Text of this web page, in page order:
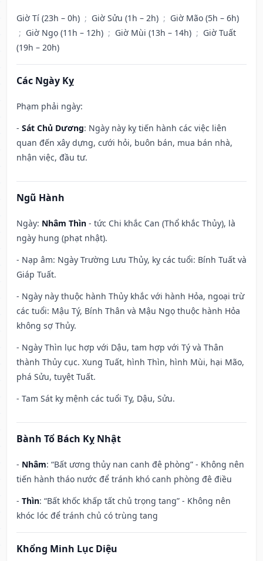
Giờ Tí (23h – 0h) ; Giờ Sửu (1h – 2h) ; Giờ Mão (5h – 6h)
; Giờ Ngọ (11h – 12h) ; Giờ Mùi (13h – 14h) ; Giờ Tuất
(19h – 20h)
Các Ngày Kỵ
Phạm phải ngày:
- Sát Chủ Dương: Ngày này kỵ tiến hành các việc liên
quan đến xây dựng, cưới hỏi, buôn bán, mua bán nhà,
nhận việc, đầu tư.
Ngũ Hành
Ngày: Nhâm Thìn - tức Chi khắc Can (Thổ khắc Thủy), là
ngày hung (phạt nhật).
- Nạp âm: Ngày Trường Lưu Thủy, kỵ các tuổi: Bính Tuất và
Giáp Tuất.
- Ngày này thuộc hành Thủy khắc với hành Hỏa, ngoại trừ
các tuổi: Mậu Tý, Bính Thân và Mậu Ngọ thuộc hành Hỏa
không sợ Thủy.
- Ngày Thìn lục hợp với Dậu, tam hợp với Tý và Thân
thành Thủy cục. Xung Tuất, hình Thìn, hình Mùi, hại Mão,
phá Sửu, tuyệt Tuất.
- Tam Sát kỵ mệnh các tuổi Tỵ, Dậu, Sửu.
Bành Tổ Bách Kỵ Nhật
- Nhâm: “Bất ương thủy nan canh đê phòng” - Không nên
tiến hành tháo nước để tránh khó canh phòng đê điều
- Thìn: “Bất khốc khấp tất chủ trọng tang” - Không nên
khóc lóc để tránh chủ có trùng tang
Khổng Minh Lục Diệu